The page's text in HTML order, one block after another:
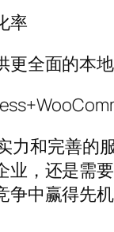
率
更全面的本
和完善
，还是需
中赢得先机